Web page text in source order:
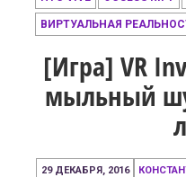
ВИРТУАЛЬНАЯ
[Игра] VR
мыльный
29 ДЕКАБРЯ, 2016